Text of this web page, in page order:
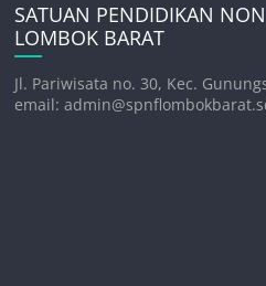
SATUAN PENDIDIKAN
LOMBOK BARAT
Jl. Pariwisata no. 30, Kec.
email: